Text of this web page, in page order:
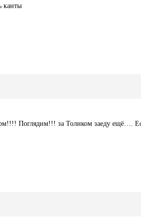
канты
Поглядим!!! за Толиком заеду ещё….